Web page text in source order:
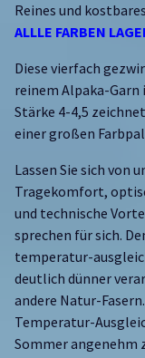
Reines und
ALLLE FARBEN
Diese vierfach
reinem Alpaka-
Stärke 4-4,5
einer großen
Lassen Sie sich von
Tragekomfort,
und technische
sprechen für sich.
temperatur-
deutlich dünner
andere Natur-
Temperatur-
Sommer